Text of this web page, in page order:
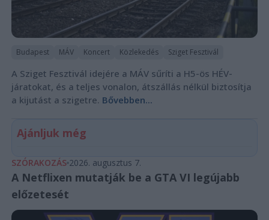
Budapest MÁV Koncert Közlekedés Sziget Fesztivál
A Sziget Fesztivál idejére a MÁV sűríti a H5-ös HÉV-
járatokat, és a teljes vonalon, átszállás nélkül biztosítja
a kijutást a szigetre. Bővebben...
Ajánljuk még
SZÓRAKOZÁS 2026. augusztus 7.
A Netflixen mutatják be a GTA VI legújabb
előzetesét